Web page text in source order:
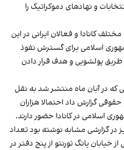
و نهادهای دموکراتیک را
کانادا و فعالان ایرانی در این
اسلامی برای گسترش نفوذ
طریق پولشویی و هدف قرار دادن
که در آبان ماه منتشر شد به نقل
حقوقی گزارش داد احتمالا هزاران
اسلامی در کانادا حضور دارند.
در گزارشی مشابه نوشته بود تعداد
خیابان یانگ تورنتو از پنج دفتر در